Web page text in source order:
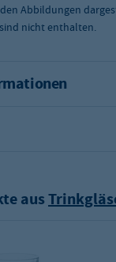
Abbildungen
nicht enthalten.
aus